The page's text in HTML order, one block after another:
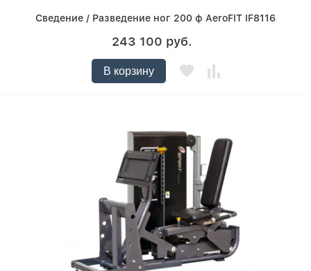
Сведение / Разведение ног 200 ф AeroFIT IF8116
243 100 руб.
В корзину